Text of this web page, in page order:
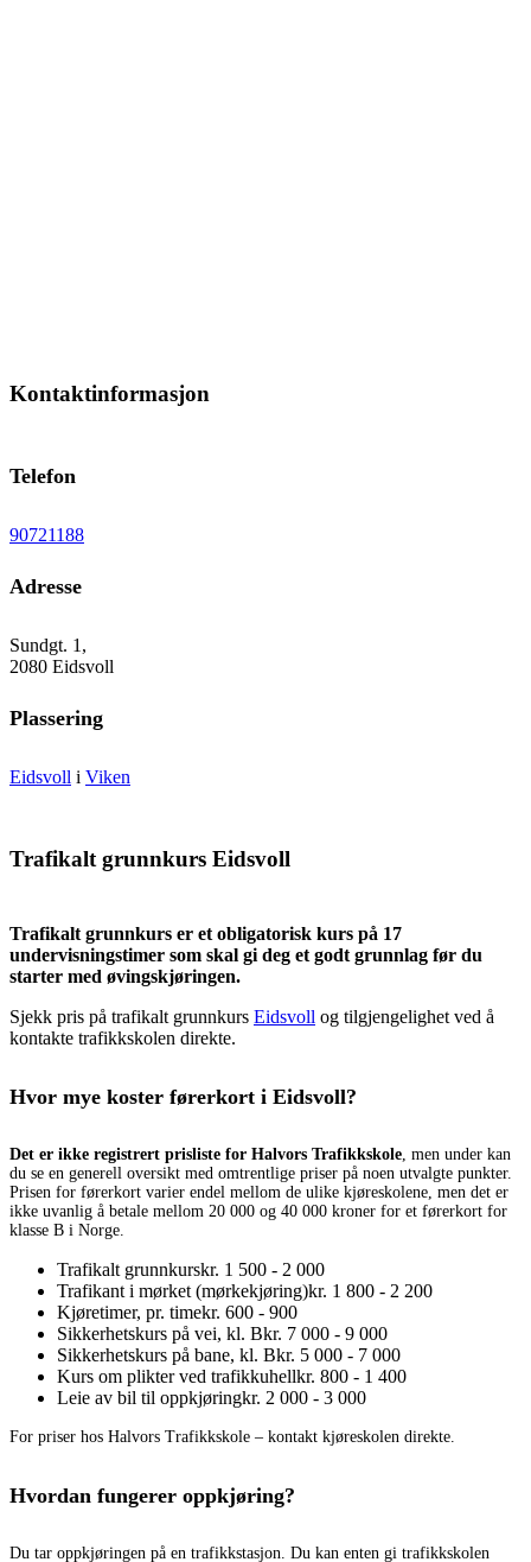
Kontaktinformasjon
Telefon
90721188
Adresse
Sundgt. 1,
2080 Eidsvoll
Plassering
Eidsvoll i Viken
Trafikalt grunnkurs Eidsvoll
Trafikalt grunnkurs er et obligatorisk kurs på 17
undervisningstimer som skal gi deg et godt grunnlag før du
starter med øvingskjøringen.
Sjekk pris på trafikalt grunnkurs Eidsvoll og tilgjengelighet ved å
kontakte trafikkskolen direkte.
Hvor mye koster førerkort i Eidsvoll?
Det er ikke registrert prisliste for Halvors Trafikkskole, men under kan
du se en generell oversikt med omtrentlige priser på noen utvalgte punkter.
Prisen for førerkort varier endel mellom de ulike kjøreskolene, men det er
ikke uvanlig å betale mellom 20 000 og 40 000 kroner for et førerkort for
klasse B i Norge.
Trafikalt grunnkurskr. 1 500 - 2 000
Trafikant i mørket (mørkekjøring)kr. 1 800 - 2 200
Kjøretimer, pr. timekr. 600 - 900
Sikkerhetskurs på vei, kl. Bkr. 7 000 - 9 000
Sikkerhetskurs på bane, kl. Bkr. 5 000 - 7 000
Kurs om plikter ved trafikkuhellkr. 800 - 1 400
Leie av bil til oppkjøringkr. 2 000 - 3 000
For priser hos Halvors Trafikkskole – kontakt kjøreskolen direkte.
Hvordan fungerer oppkjøring?
Du tar oppkjøringen på en trafikkstasjon. Du kan enten gi trafikkskolen